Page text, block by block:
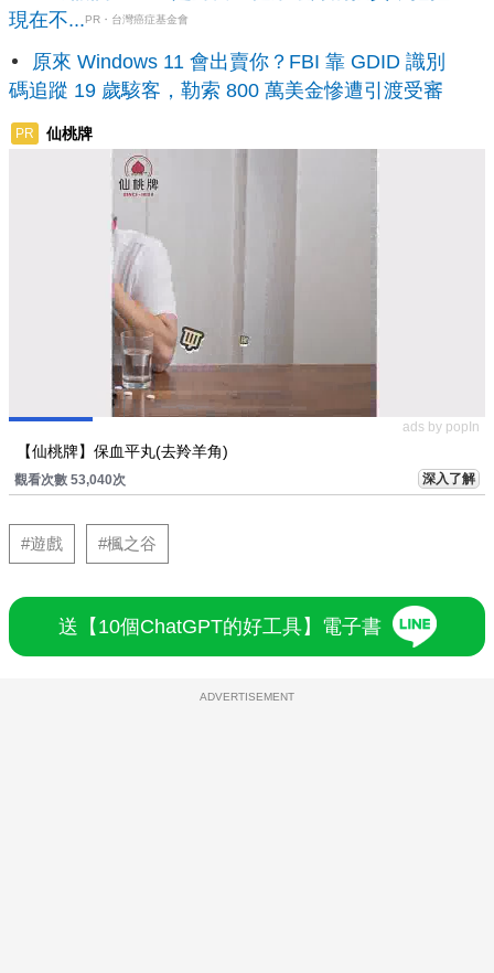
現在不...PR・台灣癌症基金會
原來 Windows 11 會出賣你？FBI 靠 GDID 識別
碼追蹤 19 歲駭客，勒索 800 萬美金慘遭引渡受審
PR 仙桃牌
ads by popIn
【仙桃牌】保血平丸(去羚羊角)
觀看次數 53,040次 深入了解
#遊戲 #楓之谷
送【10個ChatGPT的好工具】電子書
ADVERTISEMENT